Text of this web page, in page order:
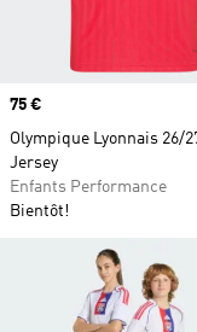
Prix
75 €
Olympique Lyonnais 26/
Jersey
Enfants Performance
Bientôt!